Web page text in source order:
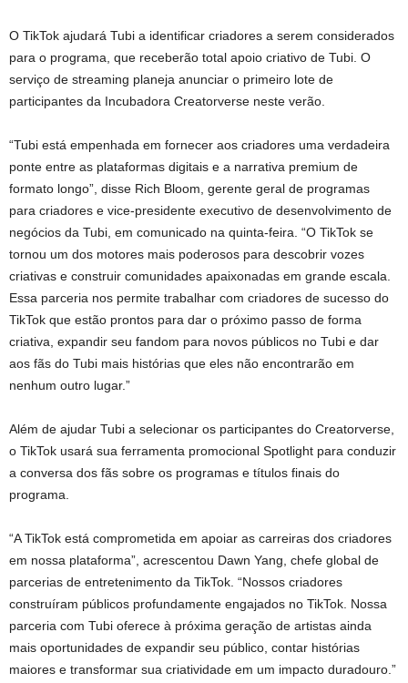
O TikTok ajudará Tubi a identificar criadores a serem considerados
para o programa, que receberão total apoio criativo de Tubi. O
serviço de streaming planeja anunciar o primeiro lote de
participantes da Incubadora Creatorverse neste verão.
“Tubi está empenhada em fornecer aos criadores uma verdadeira
ponte entre as plataformas digitais e a narrativa premium de
formato longo”, disse Rich Bloom, gerente geral de programas
para criadores e vice-presidente executivo de desenvolvimento de
negócios da Tubi, em comunicado na quinta-feira. “O TikTok se
tornou um dos motores mais poderosos para descobrir vozes
criativas e construir comunidades apaixonadas em grande escala.
Essa parceria nos permite trabalhar com criadores de sucesso do
TikTok que estão prontos para dar o próximo passo de forma
criativa, expandir seu fandom para novos públicos no Tubi e dar
aos fãs do Tubi mais histórias que eles não encontrarão em
nenhum outro lugar.”
Além de ajudar Tubi a selecionar os participantes do Creatorverse,
o TikTok usará sua ferramenta promocional Spotlight para conduzir
a conversa dos fãs sobre os programas e títulos finais do
programa.
“A TikTok está comprometida em apoiar as carreiras dos criadores
em nossa plataforma”, acrescentou Dawn Yang, chefe global de
parcerias de entretenimento da TikTok. “Nossos criadores
construíram públicos profundamente engajados no TikTok. Nossa
parceria com Tubi oferece à próxima geração de artistas ainda
mais oportunidades de expandir seu público, contar histórias
maiores e transformar sua criatividade em um impacto duradouro.”